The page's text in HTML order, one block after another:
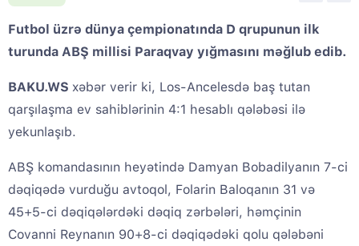
Futbol üzrə dünya çempionatında D qrupunun ilk
turunda ABŞ millisi Paraqvay yığmasını məğlub edib.
BAKU.WS xəbər verir ki, Los-Ancelesdə baş tutan
qarşılaşma ev sahiblərinin 4:1 hesablı qələbəsi ilə
yekunlaşıb.
ABŞ komandasının heyətində Damyan Bobadilyanın 7-ci
dəqiqədə vurduğu avtoqol, Folarin Baloqanın 31 və
45+5-ci dəqiqələrdəki dəqiq zərbələri, həmçinin
Covanni Reynanın 90+8-ci dəqiqədəki qolu qələbəni